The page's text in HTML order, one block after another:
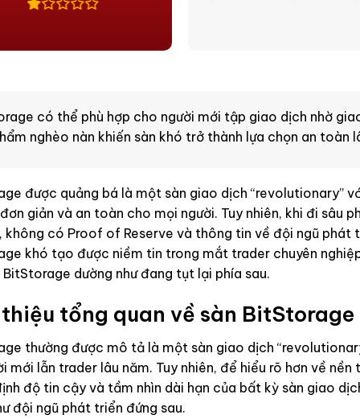
có thể phù hợp cho người mới tập giao dịch nhờ
nghèo nàn khiến sàn khó trở thành lựa chọn an toàn
được quảng bá là một sàn giao dịch “revolutionary”
giản và an toàn cho mọi người. Tuy nhiên, khi đi sâu
không có Proof of Reserve và thông tin về đội ngũ phát
khó tạo được niềm tin trong mắt trader chuyên
dường như đang tụt lại phía sau.
tổng quan về sàn BitStorage
thường được mô tả là một sàn giao dịch
mới lẫn trader lâu năm. Tuy nhiên, để hiểu rõ hơn về
độ tin cậy và tầm nhìn dài hạn của bất kỳ sàn giao
đội ngũ phát triển đứng sau.